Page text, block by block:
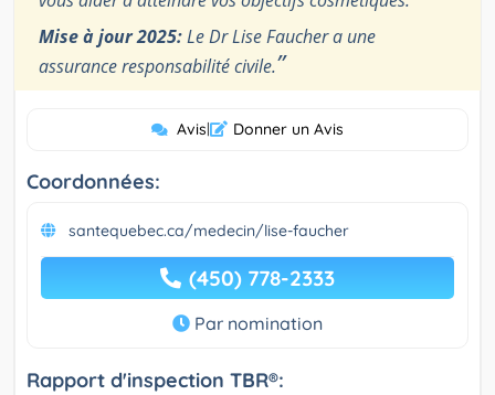
Mise à jour 2025:Le Dr Lise Faucher a une
assurance responsabilité civile.”
Avis| Donner un Avis
Coordonnées:
santequebec.ca/medecin/lise-faucher
(450) 778-2333
Par nomination
Rapport d'inspection TBR®: